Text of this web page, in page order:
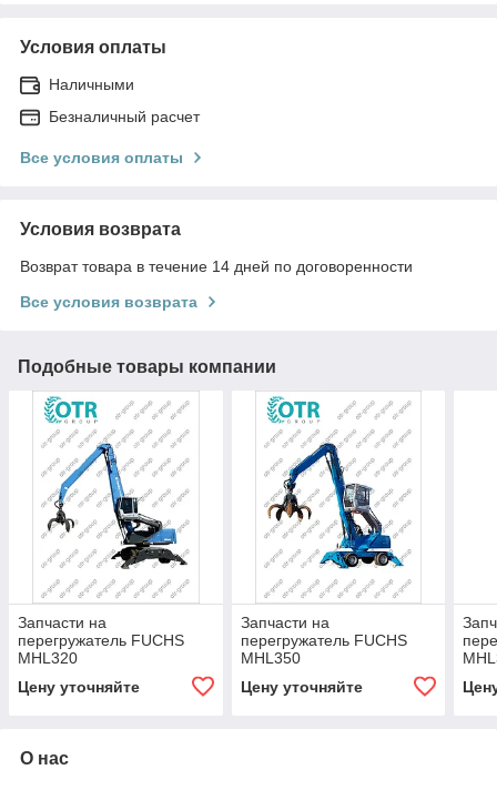
Условия оплаты
Наличными
Безналичный расчет
Все условия оплаты
Условия возврата
Возврат товара в течение 14 дней по договоренности
Все условия возврата
Подобные товары компании
Запчасти на
перегружатель FUCHS
MHL320
Цену уточняйте
Запчасти на
перегружатель FUCHS
MHL350
Цену уточняйте
О нас